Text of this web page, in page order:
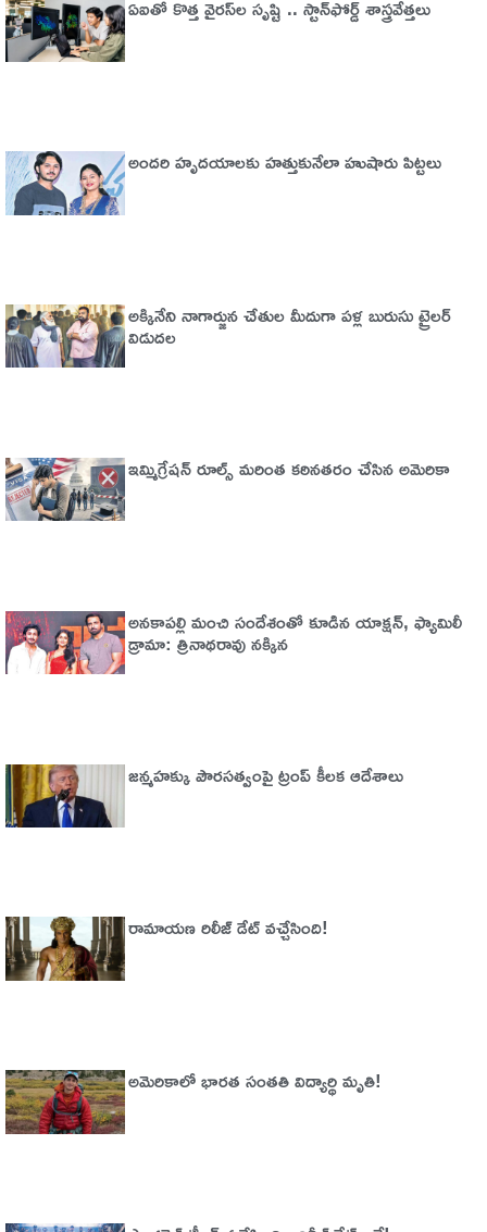
ఏఐతో కొత్త వైరస్‌ల సృష్టి .. స్టాన్‌ఫోర్డ్‌ శాస్త్రవేత్తలు
అందరి హృదయాలకు హత్తుకునేలా హుషారు పిట్టలు
అక్కినేని నాగార్జున చేతుల మీదుగా పళ్ల బురుసు ట్రైలర్‌
విడుదల
ఇమ్మిగ్రేషన్‌ రూల్స్‌ మరింత కఠినతరం చేసిన అమెరికా
అనకాపల్లి మంచి సందేశంతో కూడిన యాక్షన్, ఫ్యామిలీ
డ్రామా: త్రినాథరావు నక్కిన
జన్మహక్కు పౌరసత్వంపై ట్రంప్ కీలక ఆదేశాలు
రామాయణ రిలీజ్ డేట్ వచ్చేసింది!
అమెరికాలో భార‌త సంత‌తి విద్యార్థి మృతి!